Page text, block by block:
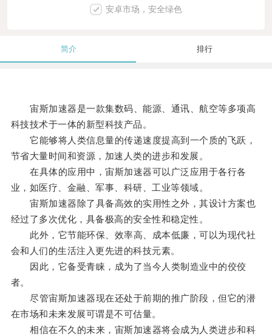
安卓市场，安全绿色
简介 排行
宙斯加速器是一款集数码、能源、通讯、航空等多项高
科技技术于一体的新型科技产品。
它能够将人类信息量的传递速度提高到一个质的飞跃，
节省大量时间和资源，加速人类的进步和发展。
在具体的应用中，宙斯加速器可以广泛应用于各行各
业，如医疗、金融、军事、科研、工业等领域。
宙斯加速器除了具备高效的实用性之外，其设计方案也
经过了多次优化，具备极高的安全性和稳定性。
此外，它节能环保、效率高、成本低廉，可以为现代社
会和人们的生活注入更先进的科技元素。
因此，它备受青睐，成为了当今人类制造业中的佼佼
者。
尽管宙斯加速器现在还处于前期的推广阶段，但它的潜
在市场和未来发展可谓是不可估量。
相信在不久的未来，宙斯加速器将会成为人类进步和科